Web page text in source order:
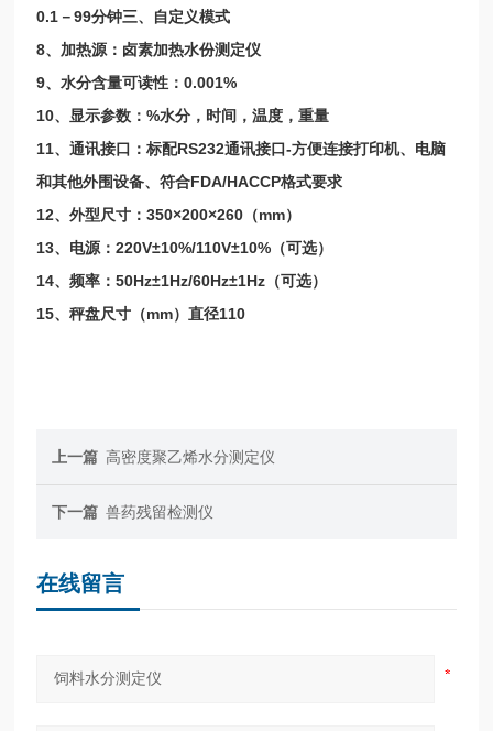
0.1－99分钟三、自定义模式
8、加热源：卤素加热水份测定仪
9、水分含量可读性：0.001%
10、显示参数：%水分，时间，温度，重量
11、通讯接口：标配RS232通讯接口-方便连接打印机、电脑
和其他外围设备、符合FDA/HACCP格式要求
12、外型尺寸：350×200×260（mm）
13、电源：220V±10%/110V±10%（可选）
14、频率：50Hz±1Hz/60Hz±1Hz（可选）
15、秤盘尺寸（mm）直径110
上一篇 高密度聚乙烯水分测定仪
下一篇 兽药残留检测仪
在线留言